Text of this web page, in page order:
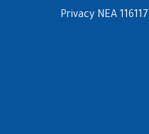
Privacy NEA 116117